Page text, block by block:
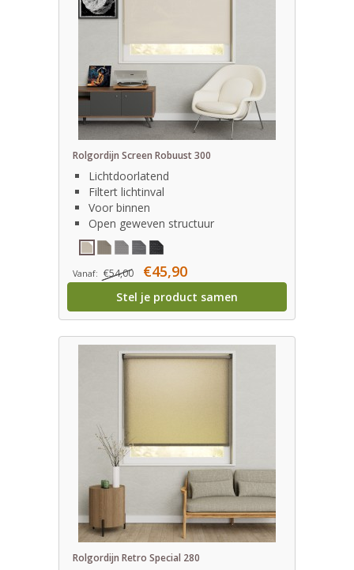
Rolgordijn Screen Robuust 300
Lichtdoorlatend
Filtert lichtinval
Voor binnen
Open geweven structuur
Vanaf: €54,00 €45,90
Stel je product samen
Rolgordijn Retro Special 280